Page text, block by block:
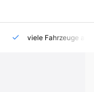
viele Fahrzeuge auf